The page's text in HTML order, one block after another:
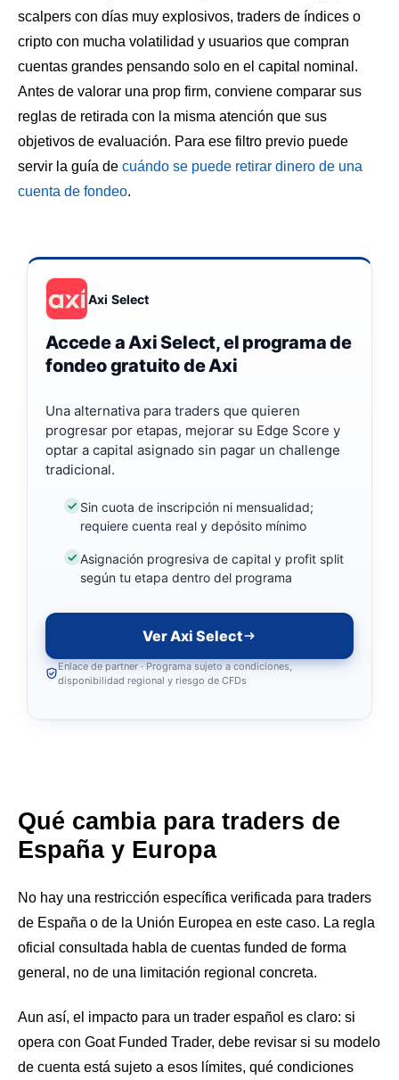
scalpers con días muy explosivos, traders de índices o
cripto con mucha volatilidad y usuarios que compran
cuentas grandes pensando solo en el capital nominal.
Antes de valorar una prop firm, conviene comparar sus
reglas de retirada con la misma atención que sus
objetivos de evaluación. Para ese filtro previo puede
servir la guía de cuándo se puede retirar dinero de una
cuenta de fondeo.
Axi Select
Accede a Axi Select, el programa de
fondeo gratuito de Axi
Una alternativa para traders que quieren
progresar por etapas, mejorar su Edge Score y
optar a capital asignado sin pagar un challenge
tradicional.
Sin cuota de inscripción ni mensualidad;
requiere cuenta real y depósito mínimo
Asignación progresiva de capital y profit split
según tu etapa dentro del programa
Ver Axi Select
Enlace de partner · Programa sujeto a condiciones,
disponibilidad regional y riesgo de CFDs
Qué cambia para traders de
España y Europa
No hay una restricción específica verificada para traders
de España o de la Unión Europea en este caso. La regla
oficial consultada habla de cuentas funded de forma
general, no de una limitación regional concreta.
Aun así, el impacto para un trader español es claro: si
opera con Goat Funded Trader, debe revisar si su modelo
de cuenta está sujeto a esos límites, qué condiciones